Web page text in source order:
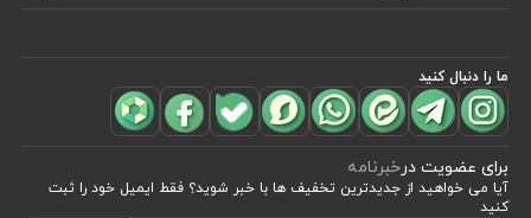
ما را دنبال کنید
برای عضویت درخبرنامه
آیا می خواهید از جدید‌ترین تخفیف‌ ها با‌ خبر شوید؟ فقط ایمیل خود را ثبت
کنید